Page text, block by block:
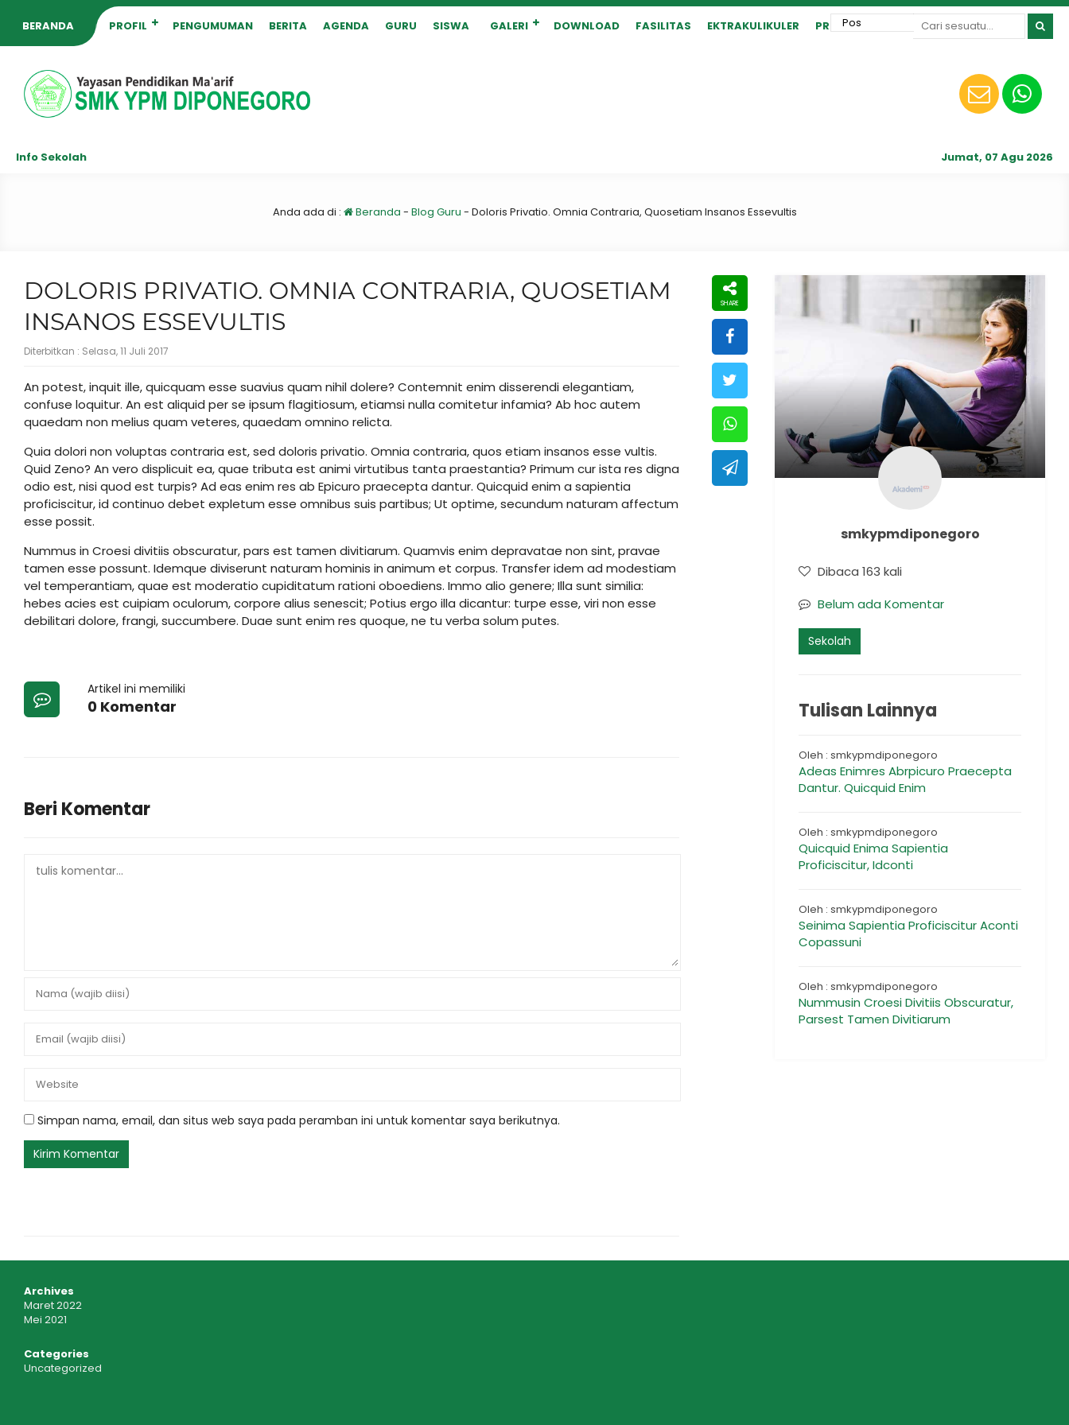
BERANDA PROFIL PENGUMUMAN BERITA AGENDA GURU SISWA GALERI DOWNLOAD FASILITAS EKTRAKULIKULER PRESTASI
Info Sekolah Jumat, 07 Agu 2026
Anda ada di : Beranda - Blog Guru - Doloris Privatio. Omnia Contraria, Quosetiam Insanos Essevultis
DOLORIS PRIVATIO. OMNIA CONTRARIA, QUOSETIAM
INSANOS ESSEVULTIS
Diterbitkan : Selasa, 11 Juli 2017
An potest, inquit ille, quicquam esse suavius quam nihil dolere? Contemnit enim disserendi elegantiam,
confuse loquitur. An est aliquid per se ipsum flagitiosum, etiamsi nulla comitetur infamia? Ab hoc autem
quaedam non melius quam veteres, quaedam omnino relicta.
Quia dolori non voluptas contraria est, sed doloris privatio. Omnia contraria, quos etiam insanos esse vultis.
Quid Zeno? An vero displicuit ea, quae tributa est animi virtutibus tanta praestantia? Primum cur ista res digna
odio est, nisi quod est turpis? Ad eas enim res ab Epicuro praecepta dantur. Quicquid enim a sapientia
proficiscitur, id continuo debet expletum esse omnibus suis partibus; Ut optime, secundum naturam affectum
esse possit.
Nummus in Croesi divitiis obscuratur, pars est tamen divitiarum. Quamvis enim depravatae non sint, pravae
tamen esse possunt. Idemque diviserunt naturam hominis in animum et corpus. Transfer idem ad modestiam
vel temperantiam, quae est moderatio cupiditatum rationi oboediens. Immo alio genere; Illa sunt similia:
hebes acies est cuipiam oculorum, corpore alius senescit; Potius ergo illa dicantur: turpe esse, viri non esse
debilitari dolore, frangi, succumbere. Duae sunt enim res quoque, ne tu verba solum putes.
Artikel ini memiliki
0 Komentar
Beri Komentar
Simpan nama, email, dan situs web saya pada peramban ini untuk komentar saya berikutnya.
smkypmdiponegoro
Dibaca 163 kali
Belum ada Komentar
Sekolah
Tulisan Lainnya
Oleh : smkypmdiponegoro
Adeas Enimres Abrpicuro Praecepta
Dantur. Quicquid Enim
Oleh : smkypmdiponegoro
Quicquid Enima Sapientia
Proficiscitur, Idconti
Oleh : smkypmdiponegoro
Seinima Sapientia Proficiscitur Aconti
Copassuni
Oleh : smkypmdiponegoro
Nummusin Croesi Divitiis Obscuratur,
Parsest Tamen Divitiarum
Archives
Maret 2022
Mei 2021
Categories
Uncategorized